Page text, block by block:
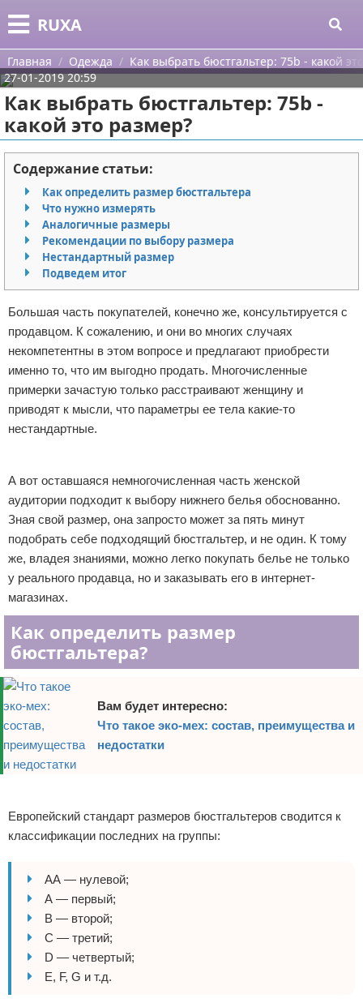
RUXA
Меню
Главная
Категории
Уход за кожей
Одежда
Шоппинг
Подарки
Украшения
Косметика
Уход за волосами
Уход за ногтями
Макияж
Парфюмерия
Прически
Разное
Уход за лицом
Хирургия
Поиск
О проекте
Контакты
Сотрудничество
Размещение рекламы
Для правообладателей
Условия предоставления информации
Отказ от ответственности
Главная Одежда
Как выбрать бюстгальтер: 75b - какой
27-01-2019 20:59
Как выбрать бюстгальтер: 75b -
какой это размер?
Содержание статьи:
Как определить размер бюстгальтера
Что нужно измерять
Аналогичные размеры
Рекомендации по выбору размера
Нестандартный размер
Подведем итог
Большая часть покупателей, конечно же, консультируется с
продавцом. К сожалению, и они во многих случаях
некомпетентны в этом вопросе и предлагают приобрести
именно то, что им выгодно продать. Многочисленные
примерки зачастую только расстраивают женщину и
приводят к мысли, что параметры ее тела какие-то
нестандартные.
А вот оставшаяся немногочисленная часть женской
аудитории подходит к выбору нижнего белья обоснованно.
Зная свой размер, она запросто может за пять минут
подобрать себе подходящий бюстгальтер, и не один. К тому
же, владея знаниями, можно легко покупать белье не только
у реального продавца, но и заказывать его в интернет-
магазинах.
Как определить размер
бюстгальтера?
Вам будет интересно:
Что такое эко-мех: состав, преимущества и
недостатки
Европейский стандарт размеров бюстгальтеров сводится к
классификации последних на группы:
АА — нулевой;
А — первый;
В — второй;
С — третий;
D — четвертый;
E, F, G и т.д.